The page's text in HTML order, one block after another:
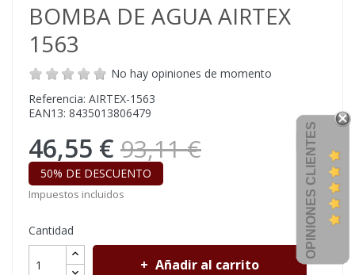
BOMBA DE AGUA AIRTEX
1563
No hay opiniones de momento
Referencia: AIRTEX-1563
EAN13: 8435013806479
46,55 € 93,11 €
50% DE DESCUENTO
Impuestos incluidos
Cantidad
Añadir al carrito
OPINIONES CLIENTES